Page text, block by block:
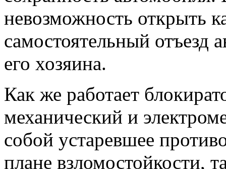
невозможность открыть
самостоятельный отъезд
его хозяина.
Как же работает
механический и
собой устаревшее
плане взломостойкости,